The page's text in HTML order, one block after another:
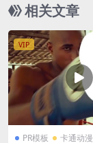
相关文章
VIP
PR模板 卡通动漫